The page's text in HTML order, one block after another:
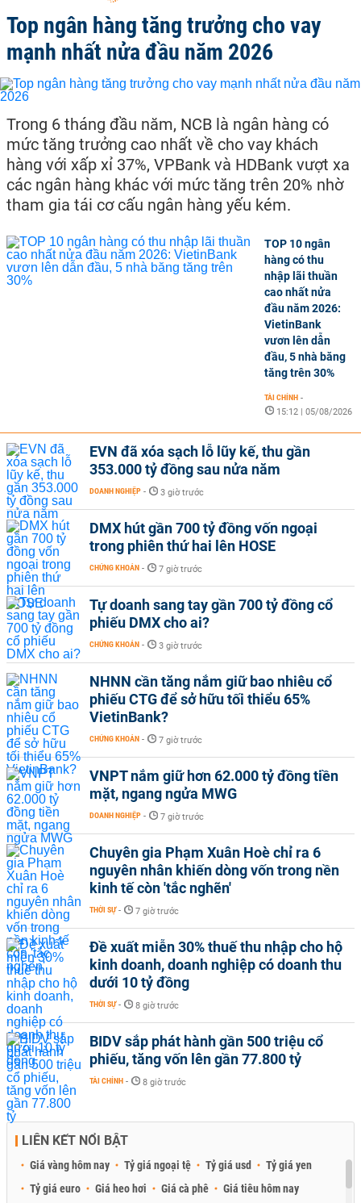
Top ngân hàng tăng trưởng cho vay
mạnh nhất nửa đầu năm 2026
Trong 6 tháng đầu năm, NCB là ngân hàng có
mức tăng trưởng cao nhất về cho vay khách
hàng với xấp xỉ 37%, VPBank và HDBank vượt xa
các ngân hàng khác với mức tăng trên 20% nhờ
tham gia tái cơ cấu ngân hàng yếu kém.
TOP 10 ngân
hàng có thu
nhập lãi thuần
cao nhất nửa
đầu năm 2026:
VietinBank
vươn lên dẫn
đầu, 5 nhà băng
tăng trên 30%
TÀI CHÍNH -
15:12 | 05/08/2026
EVN đã xóa sạch lỗ lũy kế, thu gần
353.000 tỷ đồng sau nửa năm
DOANH NGHIỆP - 3 giờ trước
DMX hút gần 700 tỷ đồng vốn ngoại
trong phiên thứ hai lên HOSE
CHỨNG KHOÁN - 7 giờ trước
Tự doanh sang tay gần 700 tỷ đồng cổ
phiếu DMX cho ai?
CHỨNG KHOÁN - 3 giờ trước
NHNN cần tăng nắm giữ bao nhiêu cổ
phiếu CTG để sở hữu tối thiểu 65%
VietinBank?
CHỨNG KHOÁN - 7 giờ trước
VNPT nắm giữ hơn 62.000 tỷ đồng tiền
mặt, ngang ngửa MWG
DOANH NGHIỆP - 7 giờ trước
Chuyên gia Phạm Xuân Hoè chỉ ra 6
nguyên nhân khiến dòng vốn trong nền
kinh tế còn 'tắc nghẽn'
THỜI SỰ - 7 giờ trước
Đề xuất miễn 30% thuế thu nhập cho hộ
kinh doanh, doanh nghiệp có doanh thu
dưới 10 tỷ đồng
THỜI SỰ - 8 giờ trước
BIDV sắp phát hành gần 500 triệu cổ
phiếu, tăng vốn lên gần 77.800 tỷ
TÀI CHÍNH - 8 giờ trước
LIÊN KẾT NỔI BẬT
Giá vàng hôm nay Tỷ giá ngoại tệ Tỷ giá usd
Tỷ giá yen
Tỷ giá euro
Giá heo hơi Giá cà phê Giá tiêu hôm nay